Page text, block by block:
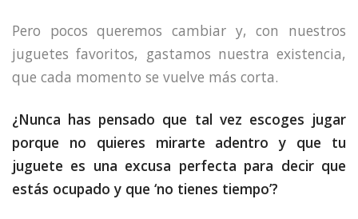
Pero pocos queremos cambiar y, con nuestros
juguetes favoritos, gastamos nuestra existencia,
que cada momento se vuelve más corta.
¿Nunca has pensado que tal vez escoges jugar
porque no quieres mirarte adentro y que tu
juguete es una excusa perfecta para decir que
estás ocupado y que ‘no tienes tiempo’?